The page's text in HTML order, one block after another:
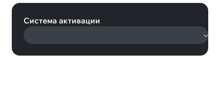
Система активации